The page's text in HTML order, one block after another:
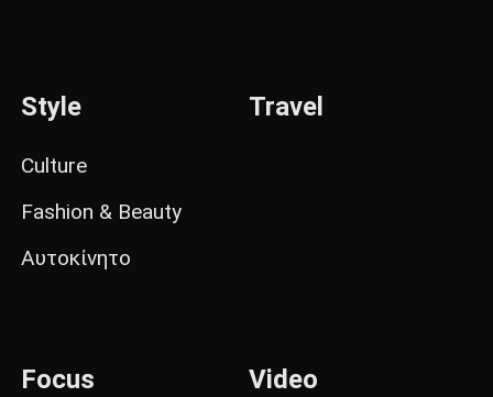
Style
Culture
Fashion & Beauty
Αυτοκίνητο
Travel
Focus Video